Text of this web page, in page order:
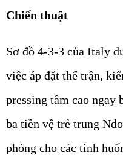
Chiến thuật
Sơ đồ 4-3-3 của Italy
việc áp đặt thế trận,
pressing tầm cao ngay
ba tiền vệ trẻ trung
phóng cho các tình